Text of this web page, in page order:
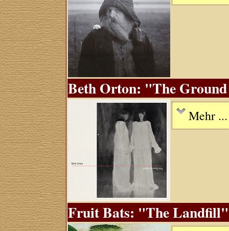
Beth Orton: "The
Mehr ...
Fruit Bats: "The Landfill"